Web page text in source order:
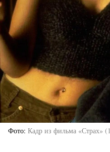
Фото Кадр из фильма «Страх»